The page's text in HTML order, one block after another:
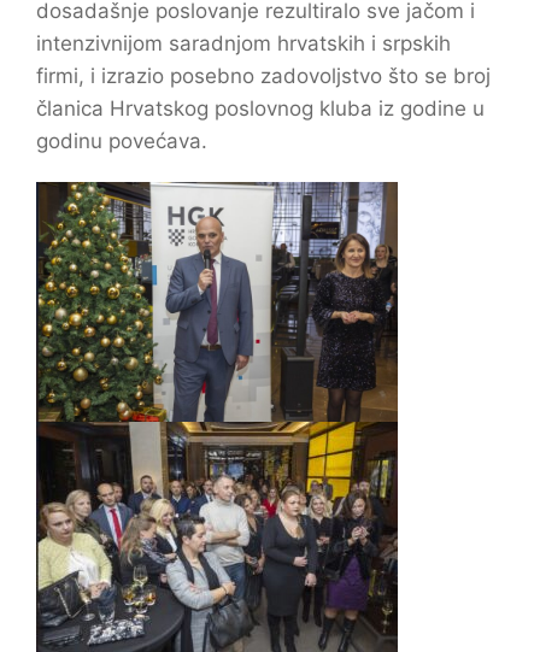
dosadašnje poslovanje rezultiralo sve jačom i
intenzivnijom saradnjom hrvatskih i srpskih
firmi, i izrazio posebno zadovoljstvo što se broj
članica Hrvatskog poslovnog kluba iz godine u
godinu povećava.